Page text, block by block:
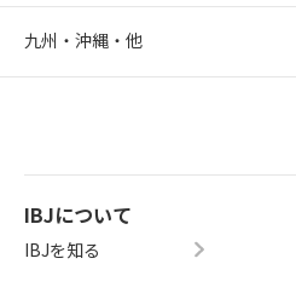
九州・沖縄・他
IBJについて
IBJを知る